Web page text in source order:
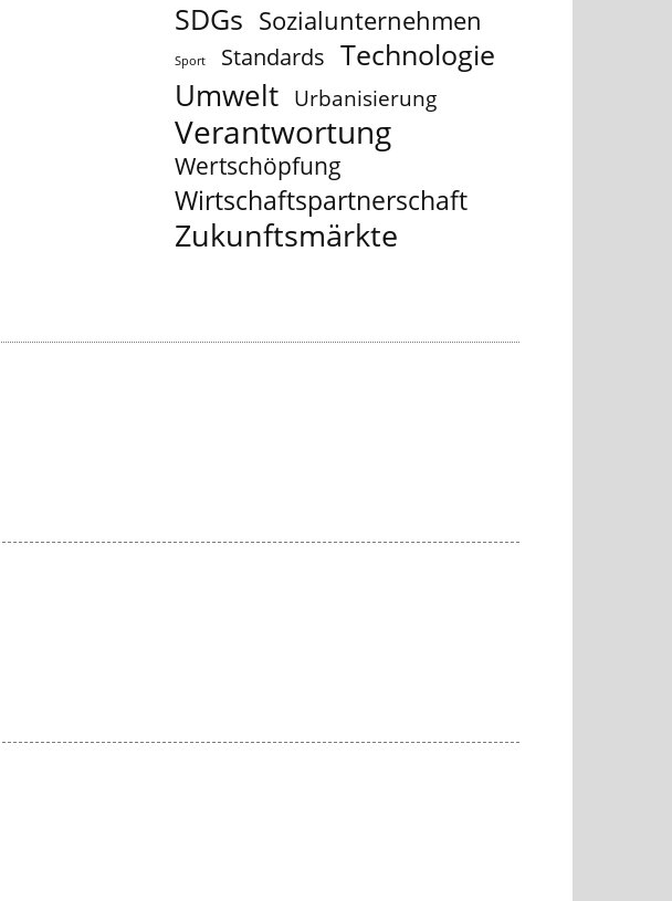
SDGs Sozialunternehmen
Sport Standards Technologie
Umwelt Urbanisierung
Verantwortung
Wertschöpfung
Wirtschaftspartnerschaft
Zukunftsmärkte